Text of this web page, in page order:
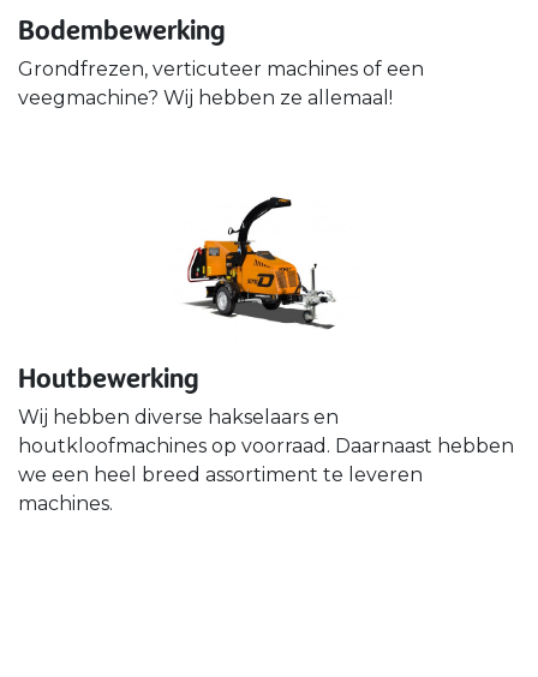
Bodembewerking
Grondfrezen, verticuteer machines of een
veegmachine? Wij hebben ze allemaal!
Houtbewerking
Wij hebben diverse hakselaars en
houtkloofmachines op voorraad. Daarnaast hebben
we een heel breed assortiment te leveren
machines.